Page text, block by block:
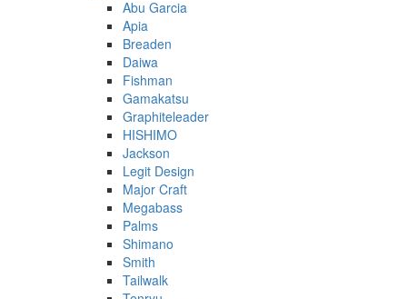
Abu Garcia
Apia
Breaden
Daiwa
Fishman
Gamakatsu
Graphiteleader
HISHIMO
Jackson
Legit Design
Major Craft
Megabass
Palms
Shimano
Smith
Tailwalk